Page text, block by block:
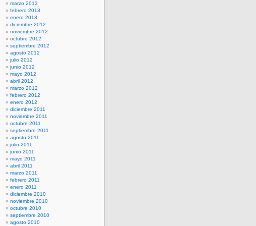
marzo 2013
febrero 2013
enero 2013
diciembre 2012
noviembre 2012
octubre 2012
septiembre 2012
agosto 2012
julio 2012
junio 2012
mayo 2012
abril 2012
marzo 2012
febrero 2012
enero 2012
diciembre 2011
noviembre 2011
octubre 2011
septiembre 2011
agosto 2011
julio 2011
junio 2011
mayo 2011
abril 2011
marzo 2011
febrero 2011
enero 2011
diciembre 2010
noviembre 2010
octubre 2010
septiembre 2010
agosto 2010